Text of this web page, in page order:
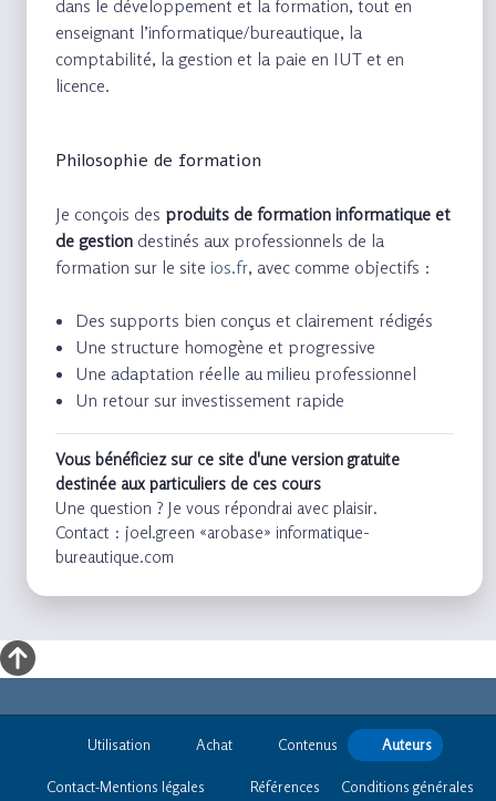
dans le développement et la formation, tout en
enseignant l’informatique/bureautique, la
comptabilité, la gestion et la paie en IUT et en
licence.
Philosophie de formation
Je conçois des produits de formation informatique et
de gestion destinés aux professionnels de la
formation sur le site ios.fr, avec comme objectifs :
Des supports bien conçus et clairement rédigés
Une structure homogène et progressive
Une adaptation réelle au milieu professionnel
Un retour sur investissement rapide
Vous bénéficiez sur ce site d'une version gratuite
destinée aux particuliers de ces cours
Une question ? Je vous répondrai avec plaisir.
Contact : joel.green «arobase» informatique-
bureautique.com
Utilisation Achat Contenus Auteurs
Contact-Mentions légales Références Conditions générales